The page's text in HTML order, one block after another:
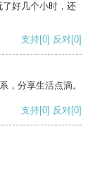
好几个小时，还
支持[0] 反对[0]
，分享生活点滴。
支持[0] 反对[0]